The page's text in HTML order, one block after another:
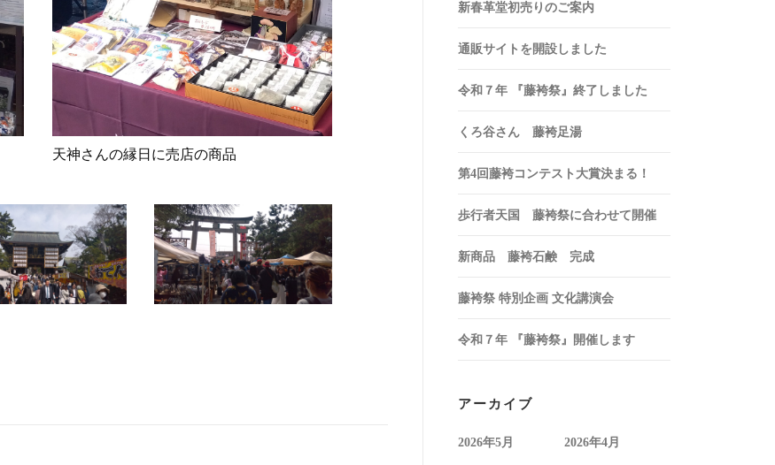
天神さんの縁日に売店の商品
新春革堂初売りのご案内
通販サイトを開設しました
令和７年 『藤袴祭』終了しました
くろ谷さん 藤袴足湯
第4回藤袴コンテスト大賞決まる！
歩行者天国 藤袴祭に合わせて開催
新商品 藤袴石鹸 完成
藤袴祭 特別企画 文化講演会
令和７年 『藤袴祭』開催します
アーカイブ
2026年5月 2026年4月